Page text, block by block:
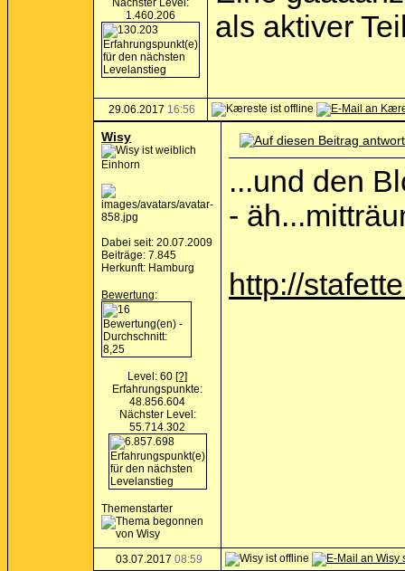
Nächster Level:
1.460.206
als aktiver
29.06.2017 16:56
Wisy
Einhorn
Dabei seit: 20.07.2009
Beiträge: 7.845
Herkunft: Hamburg
Bewertung:
Level: 60 [?]
Erfahrungspunkte:
48.856.604
Nächster Level:
55.714.302
Themenstarter
...und den
-
http://
03.07.2017 08:59